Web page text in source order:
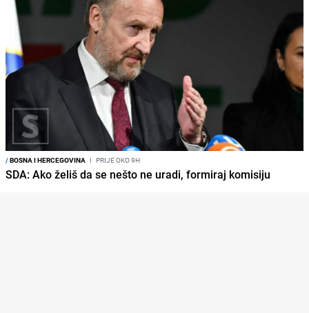
/BOSNA I HERCEGOVINA I PRIJE OKO 9H
SDA: Ako želiš da se nešto ne uradi, formiraj komisiju